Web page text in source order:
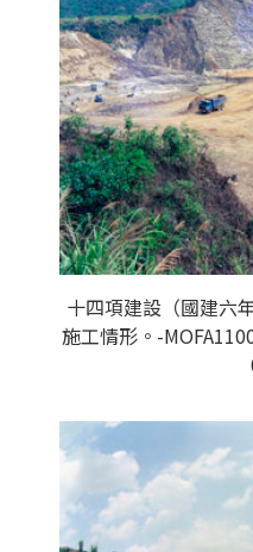
十四項建設（國建六
施工情形。-